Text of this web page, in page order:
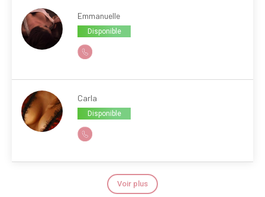
Emmanuelle
Disponible
Carla
Disponible
Voir plus